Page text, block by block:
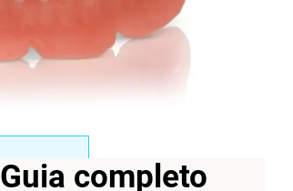
Guia completo